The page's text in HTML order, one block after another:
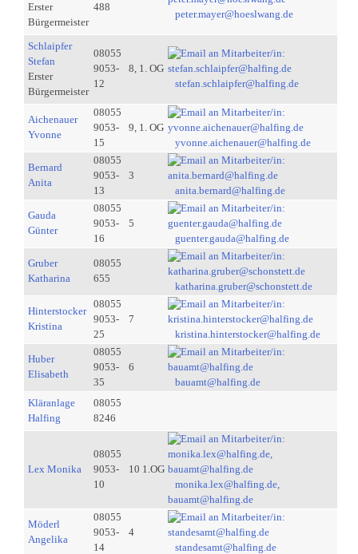
Erster
Bürgermeister
488
peter.mayer@hoeslwang.de
Schlaipfer
Stefan
Erster
Bürgermeister
08055
9053-
12
8, 1. OG
stefan.schlaipfer@halfing.de
Aichenauer
Yvonne
08055
9053-
15
9, 1. OG
yvonne.aichenauer@halfing.de
Bernard
Anita
08055
9053-
13
3
anita.bernard@halfing.de
Gauda
Günter
08055
9053-
16
5
guenter.gauda@halfing.de
Gruber
Katharina
08055
655
katharina.gruber@schonstett.de
Hinterstocker
Kristina
08055
9053-
25
7
kristina.hinterstocker@halfing.de
Huber
Elisabeth
08055
9053-
35
6
bauamt@halfing.de
Kläranlage
Halfing
08055
8246
Lex Monika
08055
9053-
10
10 1.OG
monika.lex@halfing.de,
bauamt@halfing.de
Möderl
Angelika
08055
9053-
14
4
standesamt@halfing.de